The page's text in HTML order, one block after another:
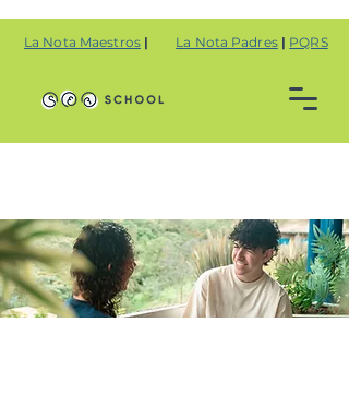
La Nota Maestros | La Nota Padres | PQRS